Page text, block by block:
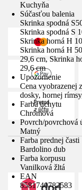
Kuchyňa
Súčasťou balenia
Skrinka spodná
Skrinka spodná S
Skrinka horná H
Skrinka horná H
29,6 cm, Skrinka
29,6 cm
Upozornenie
Cena vyobrazenej
dosky, hornej
Farba úchytu
Chrómová
Povrch/povrchová
Matný
Farba prednej časti
Bardolino dub
Farba korpusu
Vanilková žltá
EAN
8581740782583